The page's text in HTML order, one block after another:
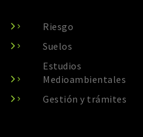
Riesgo
Suelos
Estudios
Medioambientales
Gestión y trámites